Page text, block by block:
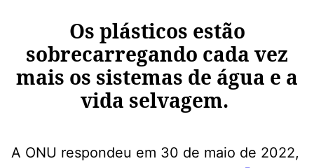
Os plásticos estão
sobrecarregando cada vez
mais os sistemas de água e a
vida selvagem.
A ONU respondeu em 30 de maio de 2022,